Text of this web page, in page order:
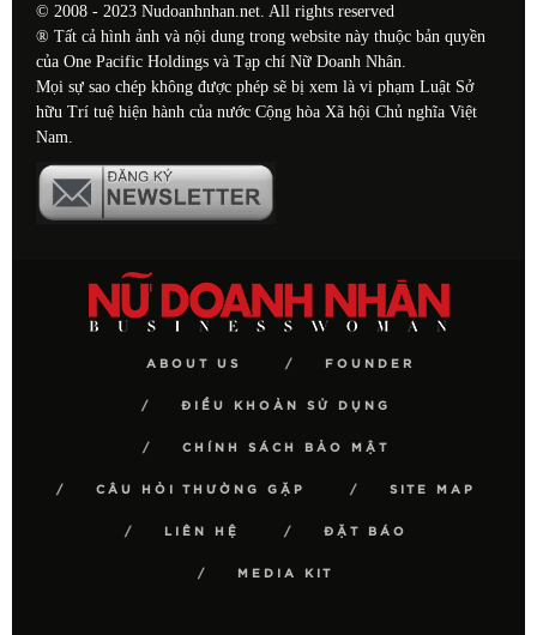
© 2008 - 2023 Nudoanhnhan.net. All rights reserved
® Tất cả hình ảnh và nội dung trong website này thuộc bản quyền
của One Pacific Holdings và Tạp chí Nữ Doanh Nhân.
Mọi sự sao chép không được phép sẽ bị xem là vi phạm Luật Sở
hữu Trí tuệ hiện hành của nước Cộng hòa Xã hội Chủ nghĩa Việt
Nam.
ABOUT US FOUNDER
ĐIỀU KHOẢN SỬ DỤNG
CHÍNH SÁCH BẢO MẬT
CÂU HỎI THƯỜNG GẶP SITE MAP
LIÊN HỆ ĐẶT BÁO
MEDIA KIT